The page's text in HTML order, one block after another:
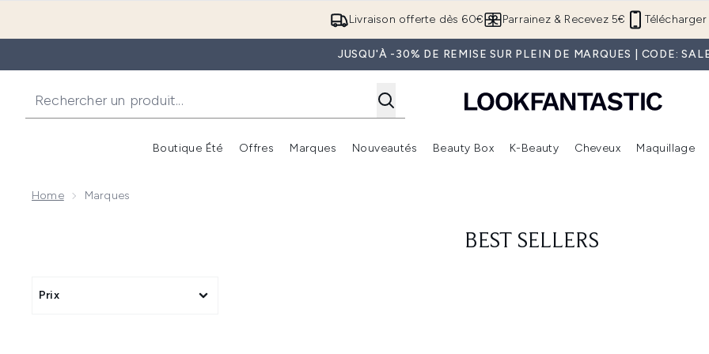
Passer au contenu principal
Livraison offerte dès 60€ Télécharger
Parrainez & Recevez 5€
JUSQU'À -30% DE REMISE SUR PLEIN DE MARQUES | CODE:
Boutique Été
Accédez au sous-menu (Boutique Été )
Offres
Accédez au sous-menu (Offres)
Marques
Accédez au sous-menu (Marques)
Nouveautés
Accédez au sous-menu (Nouveautés)
Beauty Box
Accédez au sous-menu (Beauty Box)
K-Beauty Cheveux Maquillage
Home Marques
BEST SELLERS
Prix